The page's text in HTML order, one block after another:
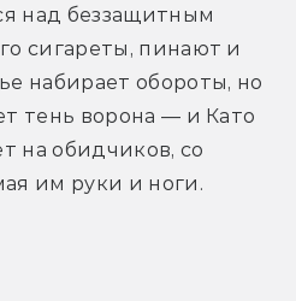
над беззащитным
сигареты, пинают и
набирает обороты, но
тень ворона — и Като
на обидчиков, со
им руки и ноги.